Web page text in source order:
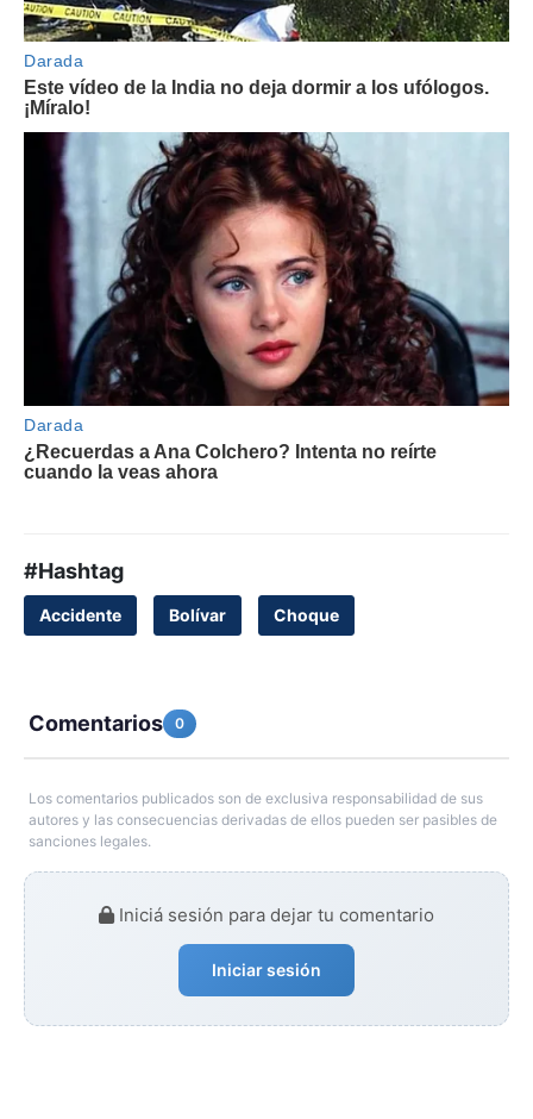
#Hashtag
Accidente Bolívar Choque
Comentarios 0
Los comentarios publicados son de exclusiva responsabilidad de sus
autores y las consecuencias derivadas de ellos pueden ser pasibles de
sanciones legales.
Iniciá sesión para dejar tu comentario
Iniciar sesión